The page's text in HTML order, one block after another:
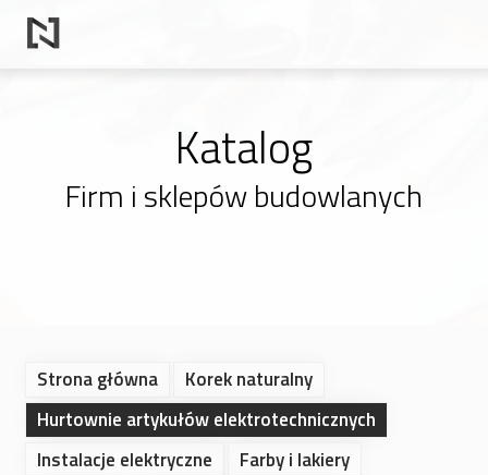
Katalog
Firm i sklepów budowlanych
Strona główna
Korek naturalny
Hurtownie artykułów elektrotechnicznych
Instalacje elektryczne
Farby i lakiery